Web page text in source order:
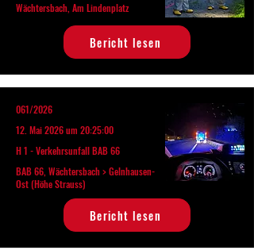
Wächtersbach, Am Lindenplatz
Bericht lesen
061/2026
12. Mai 2026 um 20:25:00
H 1 - Verkehrsunfall BAB 66
BAB 66, Wächtersbach > Gelnhausen-
Ost (Höhe Strauss)
Bericht lesen